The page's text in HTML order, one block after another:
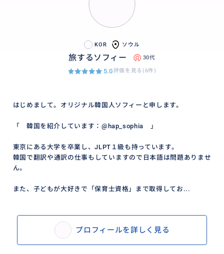
KOR ソウル
旅するソフィー 30代
5.0評価を見る(6件)
はじめまして。オリジナル韓国人ソフィーと申します。
「 韓国を紹介しています：@hap_sophia 」
東京にある大学を卒業し、JLPT１級も持っています。
韓国で翻訳や通訳の仕事もしていますので日本語は問題ありませ
ん。
また、子どもが大好きで「保育士資格」まで取得してお...
プロフィールを詳しく見る